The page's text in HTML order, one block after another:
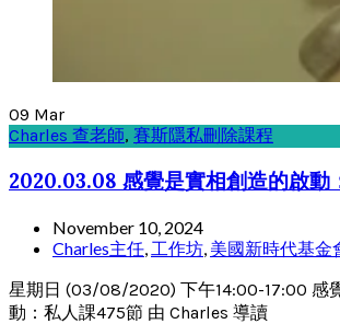
09 Mar
Charles 查老師, 賽斯隱私刪除課程
2020.03.08 感覺是實相創造的啟動
November 10, 2024
Charles主任, 工作坊, 美國新時代基金
星期日 (03/08/2020) 下午14:00-17:00 感
動：私人課475節 由 Charles 導讀